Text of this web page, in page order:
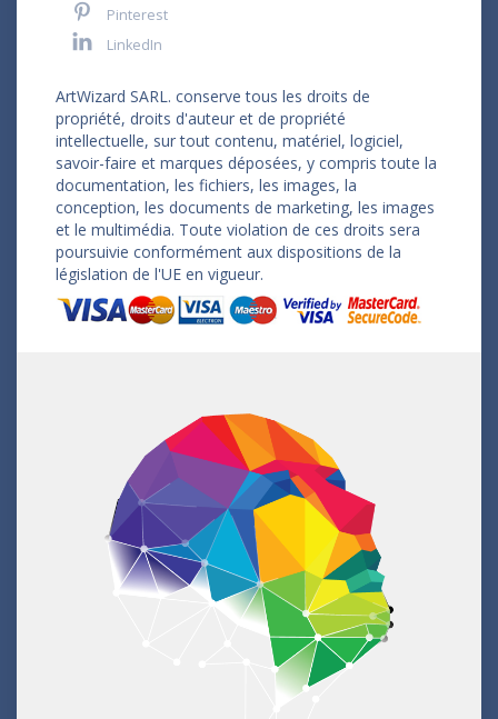
Pinterest
LinkedIn
ArtWizard SARL. conserve tous les droits de
propriété, droits d'auteur et de propriété
intellectuelle, sur tout contenu, matériel, logiciel,
savoir-faire et marques déposées, y compris toute la
documentation, les fichiers, les images, la
conception, les documents de marketing, les images
et le multimédia. Toute violation de ces droits sera
poursuivie conformément aux dispositions de la
législation de l'UE en vigueur.